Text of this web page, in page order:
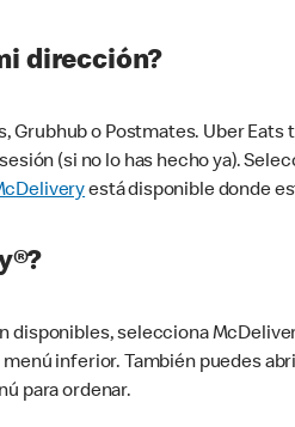
dirección?
o Postmates. Uber Eats
(si no lo has hecho ya).
está disponible donde
disponibles, selecciona
inferior. También puedes
para ordenar.